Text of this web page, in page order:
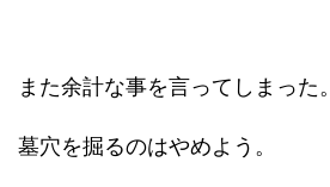
また余計な事を言ってしまった。
墓穴を掘るのはやめよう。